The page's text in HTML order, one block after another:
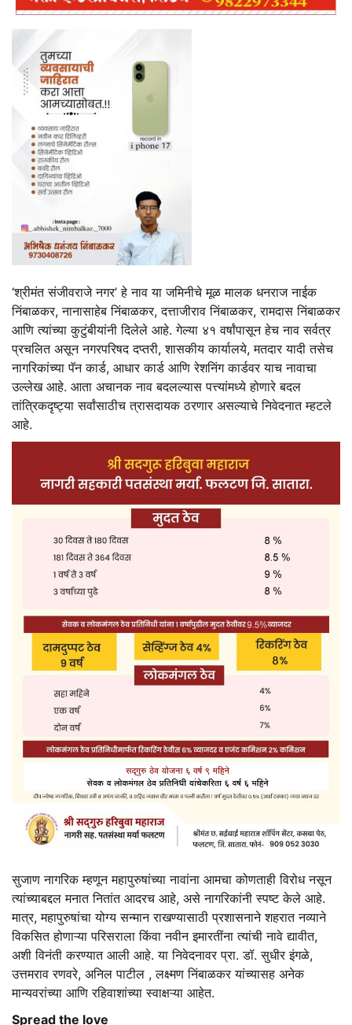
‘श्रीमंत संजीवराजे नगर’ हे नाव या जमिनीचे मूळ मालक धनराज नाईक
निंबाळकर, नानासाहेब निंबाळकर, दत्ताजीराव निंबाळकर, रामदास निंबाळकर
आणि त्यांच्या कुटुंबीयांनी दिलेले आहे. गेल्या ४१ वर्षांपासून हेच नाव सर्वत्र
प्रचलित असून नगरपरिषद दप्तरी, शासकीय कार्यालये, मतदार यादी तसेच
नागरिकांच्या पॅन कार्ड, आधार कार्ड आणि रेशनिंग कार्डवर याच नावाचा
उल्लेख आहे. आता अचानक नाव बदलल्यास पत्त्यांमध्ये होणारे बदल
तांत्रिकदृष्ट्या सर्वांसाठीच त्रासदायक ठरणार असल्याचे निवेदनात म्हटले
आहे.
सुजाण नागरिक म्हणून महापुरुषांच्या नावांना आमचा कोणताही विरोध नसून
त्यांच्याबद्दल मनात नितांत आदरच आहे, असे नागरिकांनी स्पष्ट केले आहे.
मात्र, महापुरुषांचा योग्य सन्मान राखण्यासाठी प्रशासनाने शहरात नव्याने
विकसित होणाऱ्या परिसराला किंवा नवीन इमारतींना त्यांची नावे द्यावीत,
अशी विनंती करण्यात आली आहे. या निवेदनावर प्रा. डॉ. सुधीर इंगळे,
उत्तमराव रणवरे, अनिल पाटील , लक्ष्मण निंबाळकर यांच्यासह अनेक
मान्यवरांच्या आणि रहिवाशांच्या स्वाक्षऱ्या आहेत.
Spread the love